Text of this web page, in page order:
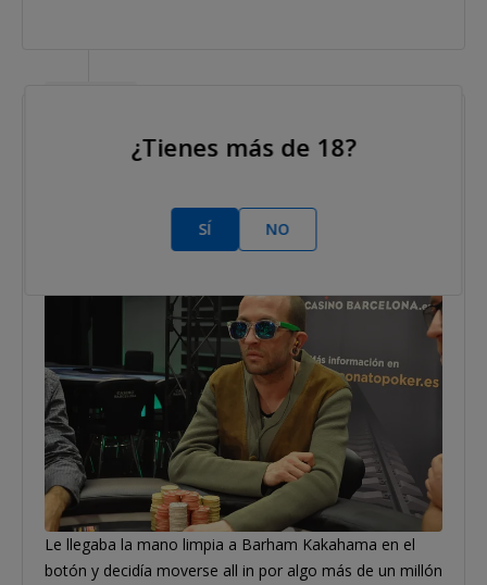
Roger Dolader Eliminado 6.º
Le llegaba la mano limpia a Barham Kakahama en el
botón y decidía moverse all in por algo más de un millón
¿Tienes más de 18?
SÍ NO